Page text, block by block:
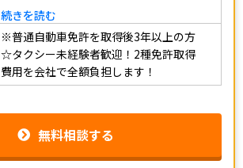
続きを読む
※普通自動車免許を取得後3年以上の方
☆タクシー未経験者歓迎！2種免許取得
費用を会社で全額負担します！
無料相談する